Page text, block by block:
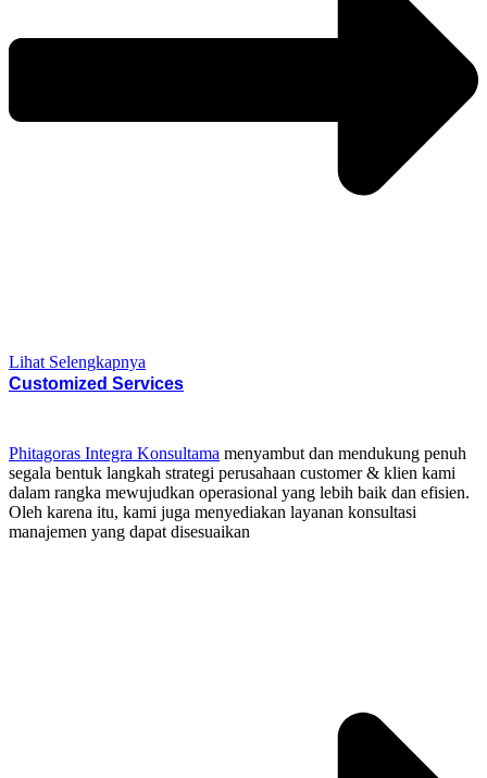
Lihat Selengkapnya
Customized Services
Phitagoras Integra Konsultama menyambut dan mendukung penuh
segala bentuk langkah strategi perusahaan customer & klien kami
dalam rangka mewujudkan operasional yang lebih baik dan efisien.
Oleh karena itu, kami juga menyediakan layanan konsultasi
manajemen yang dapat disesuaikan